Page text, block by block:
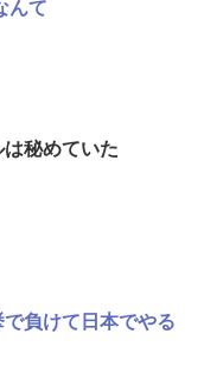
んて
秘めていた
負けて日本でやる